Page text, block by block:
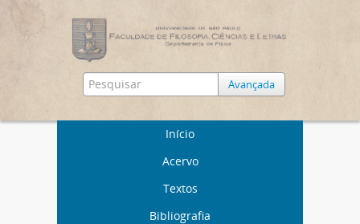
Avançada
Início
Acervo
Textos
Bibliografia